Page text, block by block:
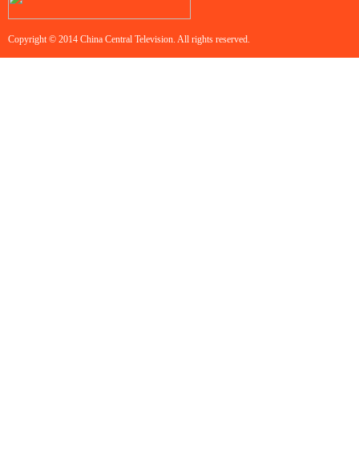
Copyright © 2014 China Central Television. All rights reserved.